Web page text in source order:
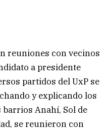
reuniones con vecinos
a presidente
partidos del UxP se
y explicando los
barrios Anahí, Sol de
se reunieron con